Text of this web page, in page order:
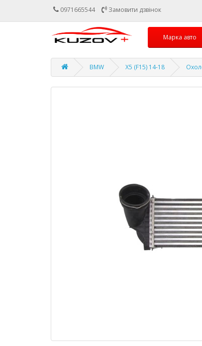
0971665544 Замовити дзвінок
Марка авто
BMW X5 (F15) 14-18